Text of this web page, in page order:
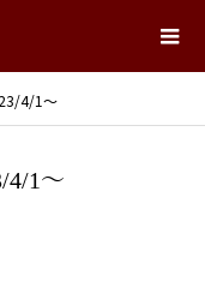
4/1～
4/1～